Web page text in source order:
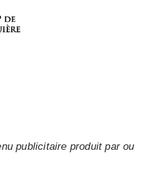
publicitaire produit par ou